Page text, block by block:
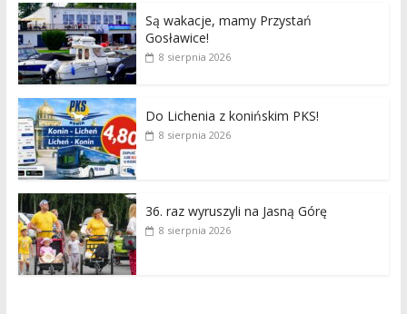
Są wakacje, mamy Przystań
Gosławice!
8 sierpnia 2026
Do Lichenia z konińskim PKS!
8 sierpnia 2026
36. raz wyruszyli na Jasną Górę
8 sierpnia 2026